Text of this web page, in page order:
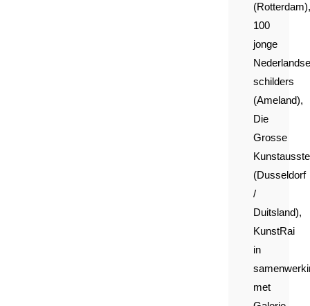
(Rotterdam),
100
jonge
Nederlandse
schilders
(Ameland),
Die
Grosse
(Dusseldorf
/
Duitsland),
KunstRai
in
met